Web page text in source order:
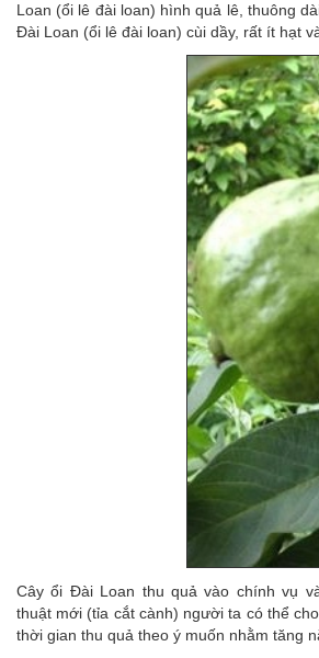
Loan (ổi lê đài loan) hình quả lê, thuông
Đài Loan (ổi lê đài loan) cùi dầy, rất ít hạt
Cây ổi Đài Loan thu quả vào chính vụ
thuật mới (tỉa cắt cành) người ta có thể
thời gian thu quả theo ý muốn nhằm tăng